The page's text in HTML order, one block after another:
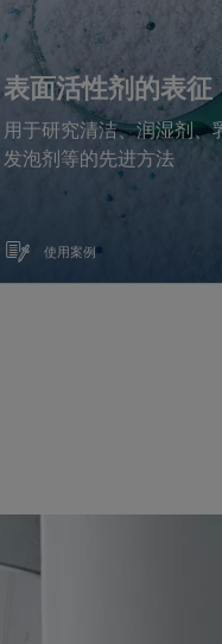
表面活性剂的表征
用于研究清洁、润湿剂、
发泡剂等的先进方法
使用案例